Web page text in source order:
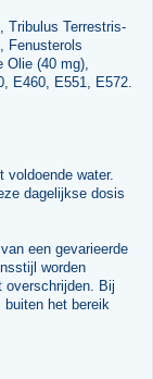
Tribulus Terrestris-
Fenusterols
Olie (40 mg),
E460, E551, E572.
voldoende water.
dagelijkse dosis
een gevarieerde
worden
overschrijden. Bij
buiten het bereik